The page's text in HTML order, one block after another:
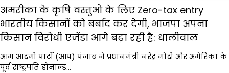
अमरीका के कृषि वस्तुओ के लिए Zero-tax entry
भारतीय किसानों को बर्बाद कर देगी, भाजपा अपना
किसान विरोधी एजेंडा आगे बढ़ा रही है: धालीवाल
आम आदमी पार्टी (आप) पंजाब ने प्रधानमंत्री नरेंद्र मोदी और अमेरिका के
पूर्व राष्ट्रपति डोनाल्ड…